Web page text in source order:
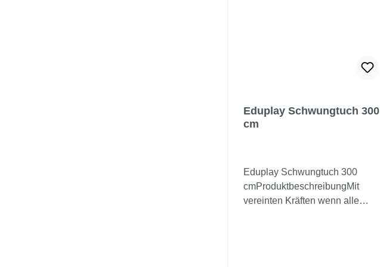
Eduplay Schwungtuch 300
cm
Eduplay Schwungtuch 300
cmProduktbeschreibungMit
vereinten Kräften wenn alle